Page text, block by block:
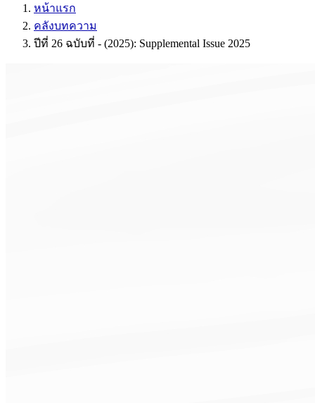
หน้าแรก
คลังบทความ
ปีที่ 26 ฉบับที่ - (2025): Supplemental Issue 2025